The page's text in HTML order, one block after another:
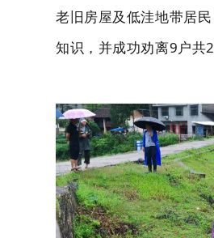
老旧房屋及低洼地带居
知识，并成功劝离9户共